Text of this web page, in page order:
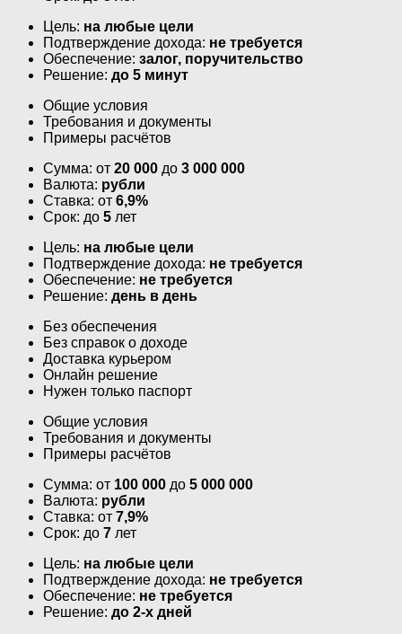
Цель: на любые цели
Подтверждение дохода: не требуется
Обеспечение: залог, поручительство
Решение: до 5 минут
Общие условия
Требования и документы
Примеры расчётов
Сумма: от 20 000 до 3 000 000
Валюта: рубли
Ставка: от 6,9%
Срок: до 5 лет
Цель: на любые цели
Подтверждение дохода: не требуется
Обеспечение: не требуется
Решение: день в день
Без обеспечения
Без справок о доходе
Доставка курьером
Онлайн решение
Нужен только паспорт
Общие условия
Требования и документы
Примеры расчётов
Сумма: от 100 000 до 5 000 000
Валюта: рубли
Ставка: от 7,9%
Срок: до 7 лет
Цель: на любые цели
Подтверждение дохода: не требуется
Обеспечение: не требуется
Решение: до 2-х дней